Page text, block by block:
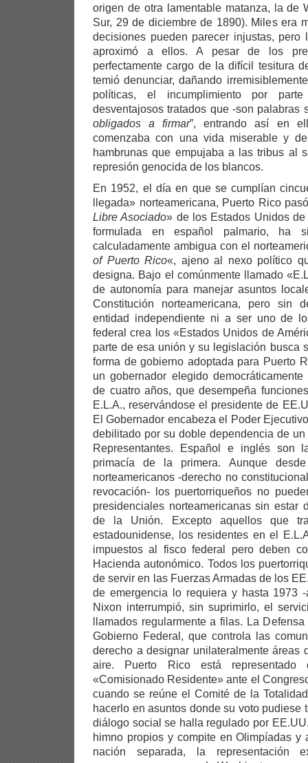
origen de otra lamentable matanza, la de
Sur, 29 de diciembre de 1890). Miles era
decisiones pueden parecer injustas,
aproximó a ellos. A pesar de los
perfectamente cargo de la difícil tesitura
temió denunciar, dañando
políticas, el incumplimiento por
desventajosos tratados que -son palabras
obligados a firmar”, entrando así en
comenzaba con una vida miserable y
hambrunas que empujaba a las tribus al
represión genocida de los blancos.
En 1952, el día en que se cumplían
llegada» norteamericana, Puerto Rico
Libre Asociado» de los Estados Unidos
formulada en español palmario, ha
calculadamente ambigua con el
of Puerto Rico«, ajeno al nexo político
designa. Bajo el comúnmente llamado
de autonomía para manejar asuntos
Constitución norteamericana, pero sin
entidad independiente ni a ser uno de
federal crea los «Estados Unidos de
parte de esa unión y su legislación busca
forma de gobierno adoptada para Puerto
un gobernador elegido
de cuatro años, que desempeña
E.L.A., reservándose el presidente de
El Gobernador encabeza el Poder
debilitado por su doble dependencia de
Representantes. Español e inglés son
primacía de la primera. Aunque
norteamericanos -derecho no
revocación- los puertorriqueños no
presidenciales norteamericanas sin estar
de la Unión. Excepto aquellos que
estadounidense, los residentes en el
impuestos al fisco federal pero deben
Hacienda autonómico. Todos los
de servir en las Fuerzas Armadas de los
de emergencia lo requiera y hasta 1973
Nixon interrumpió, sin suprimirlo, el
llamados regularmente a filas. La
Gobierno Federal, que controla las
derecho a designar unilateralmente áreas
aire. Puerto Rico está representado
«Comisionado Residente» ante el
cuando se reúne el Comité de la
hacerlo en asuntos donde su voto pudiese
diálogo social se halla regulado por
himno propios y compite en Olimpíadas y
nación separada, la representación